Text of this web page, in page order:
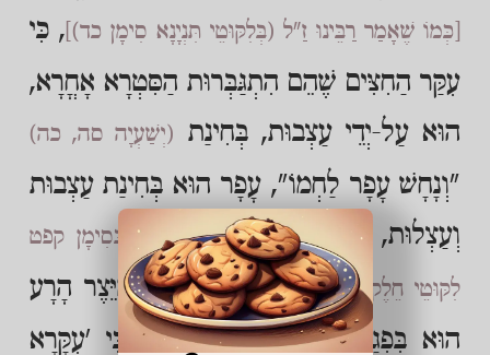
[כְּמוֹ שֶׁאָמַר רַבֵּינוּ זַ"ל (בְּלִקּוּטֵי תִּנְיָנָא סִימָן כד)] , כִּי
עִקַּר הַחִצִּים שֶׁהֵם הִתְגַּבְּרוּת הַסִּטְרָא אָחֳרָא,
הוּא עַל-יְדֵי עַצְבוּת, בְּחִינַת (יְשַׁעְיָה סה, כה)
"וְנָחָשׁ עָפָר לַחְמוֹ", עָפָר הוּא בְּחִינַת עַצְבוּת
וְעַצְלוּת, כְּמוֹ שֶׁאָמַר רַבֵּינוּ זַ"ל
(בְּסִימָן קפט
לִקּוּטֵי חֵלֶק א). כִּי עִקַּר הִתְגַּבְּרוּת הַיֵּצֶר הָרָע
הוּא בִּפְגַם הַבְּרִית חַס וְשָׁלוֹם, כִּי 'עִקָּרָא